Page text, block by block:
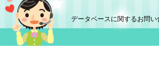
データベースに関するお問い